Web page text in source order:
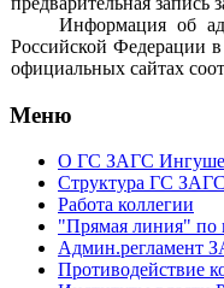
Информация об
Российской Федерации
официальных сайтах
Меню
О ГС ЗАГС
Структура ГС
Работа коллегии
"Прямая линия" по
Админ.регламент
Противодействие